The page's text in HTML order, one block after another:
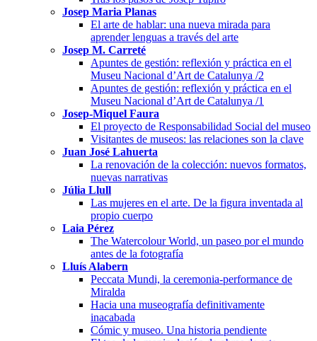
Josep Maria Planas
El arte de hablar: una nueva mirada para
aprender lenguas a través del arte
Josep M. Carreté
Apuntes de gestión: reflexión y práctica en el
Museu Nacional d’Art de Catalunya /2
Apuntes de gestión: reflexión y práctica en el
Museu Nacional d’Art de Catalunya /1
Josep-Miquel Faura
El proyecto de Responsabilidad Social del museo
Visitantes de museos: las relaciones son la clave
Juan José Lahuerta
La renovación de la colección: nuevos formatos,
nuevas narrativas
Júlia Llull
Las mujeres en el arte. De la figura inventada al
propio cuerpo
Laia Pérez
The Watercolour World, un paseo por el mundo
antes de la fotografía
Lluís Alabern
Peccata Mundi, la ceremonia-performance de
Miralda
Hacia una museografía definitivamente
inacabada
Cómic y museo. Una historia pendiente